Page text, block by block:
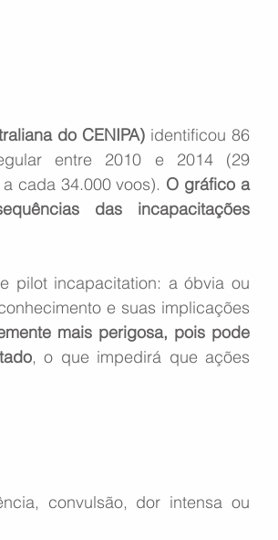
do CENIPA) identificou 86
entre 2010 e 2014 (29
cada 34.000 voos). O gráfico a
das incapacitações
pilot incapacitation: a óbvia ou
e suas implicações
mais perigosa, pois pode
, o que impedirá que ações